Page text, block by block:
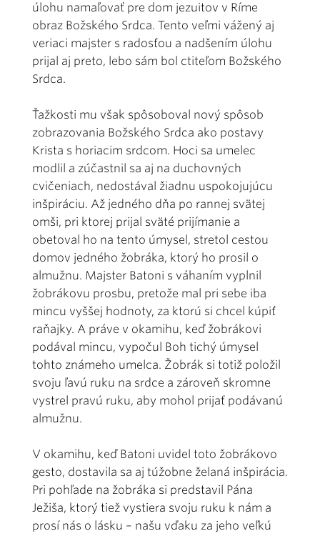
úlohu namaľovať pre dom jezuitov v Ríme
obraz Božského Srdca. Tento veľmi vážený aj
veriaci majster s radosťou a nadšením úlohu
prijal aj preto, lebo sám bol ctiteľom Božského
Srdca.
Ťažkosti mu však spôsoboval nový spôsob
zobrazovania Božského Srdca ako postavy
Krista s horiacim srdcom. Hoci sa umelec
modlil a zúčastnil sa aj na duchovných
cvičeniach, nedostával žiadnu uspokojujúcu
inšpiráciu. Až jedného dňa po rannej svätej
omši, pri ktorej prijal sväté prijímanie a
obetoval ho na tento úmysel, stretol cestou
domov jedného žobráka, ktorý ho prosil o
almužnu. Majster Batoni s váhaním vyplnil
žobrákovu prosbu, pretože mal pri sebe iba
mincu vyššej hodnoty, za ktorú si chcel kúpiť
raňajky. A práve v okamihu, keď žobrákovi
podával mincu, vypočul Boh tichý úmysel
tohto známeho umelca. Žobrák si totiž položil
svoju ľavú ruku na srdce a zároveň skromne
vystrel pravú ruku, aby mohol prijať podávanú
almužnu.
V okamihu, keď Batoni uvidel toto žobrákovo
gesto, dostavila sa aj túžobne želaná inšpirácia.
Pri pohľade na žobráka si predstavil Pána
Ježiša, ktorý tiež vystiera svoju ruku k nám a
prosí nás o lásku – našu vďaku za jeho veľkú